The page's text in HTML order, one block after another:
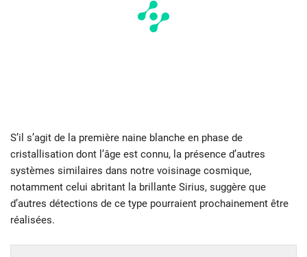
S’il s’agit de la première naine blanche en phase de
cristallisation dont l’âge est connu, la présence d’autres
systèmes similaires dans notre voisinage cosmique,
notamment celui abritant la brillante Sirius, suggère que
d’autres détections de ce type pourraient prochainement être
réalisées.